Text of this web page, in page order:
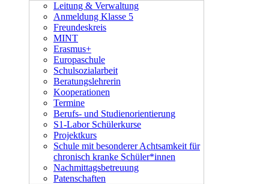
Leitung & Verwaltung
Anmeldung Klasse 5
Freundeskreis
MINT
Erasmus+
Europaschule
Schulsozialarbeit
Beratungslehrerin
Kooperationen
Termine
Berufs- und Studienorientierung
S1-Labor Schülerkurse
Projektkurs
Schule mit besonderer Achtsamkeit für
chronisch kranke Schüler*innen
Nachmittagsbetreuung
Patenschaften